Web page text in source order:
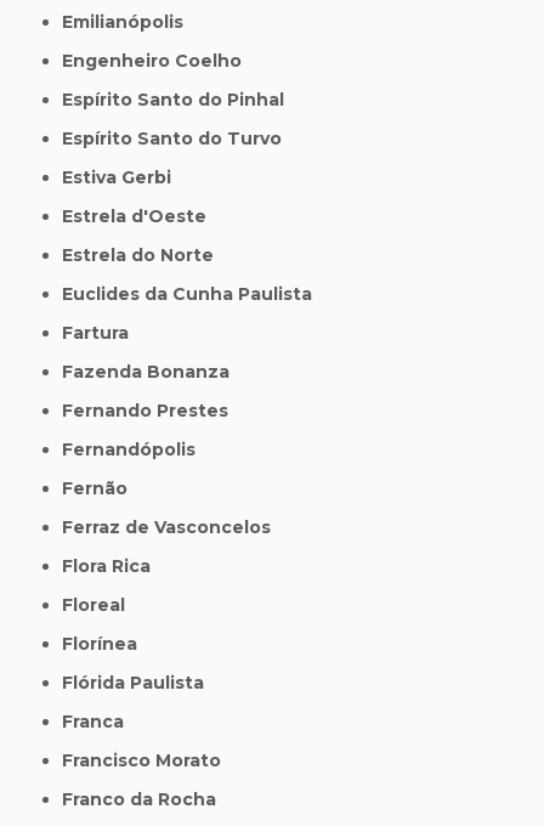
Emilianópolis
Engenheiro Coelho
Espírito Santo do Pinhal
Espírito Santo do Turvo
Estiva Gerbi
Estrela d'Oeste
Estrela do Norte
Euclides da Cunha Paulista
Fartura
Fazenda Bonanza
Fernando Prestes
Fernandópolis
Fernão
Ferraz de Vasconcelos
Flora Rica
Floreal
Florínea
Flórida Paulista
Franca
Francisco Morato
Franco da Rocha